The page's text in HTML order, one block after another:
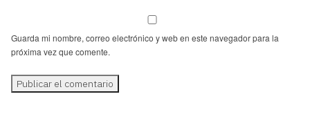
Guarda mi nombre, correo electrónico y web en este navegador para la
próxima vez que comente.